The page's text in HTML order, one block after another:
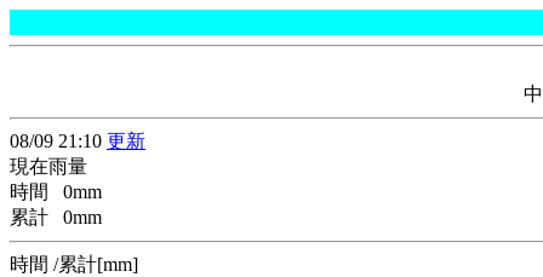
08/09 21:10 更新
現在雨量
時間 0mm
累計 0mm
時間 /累計[mm]